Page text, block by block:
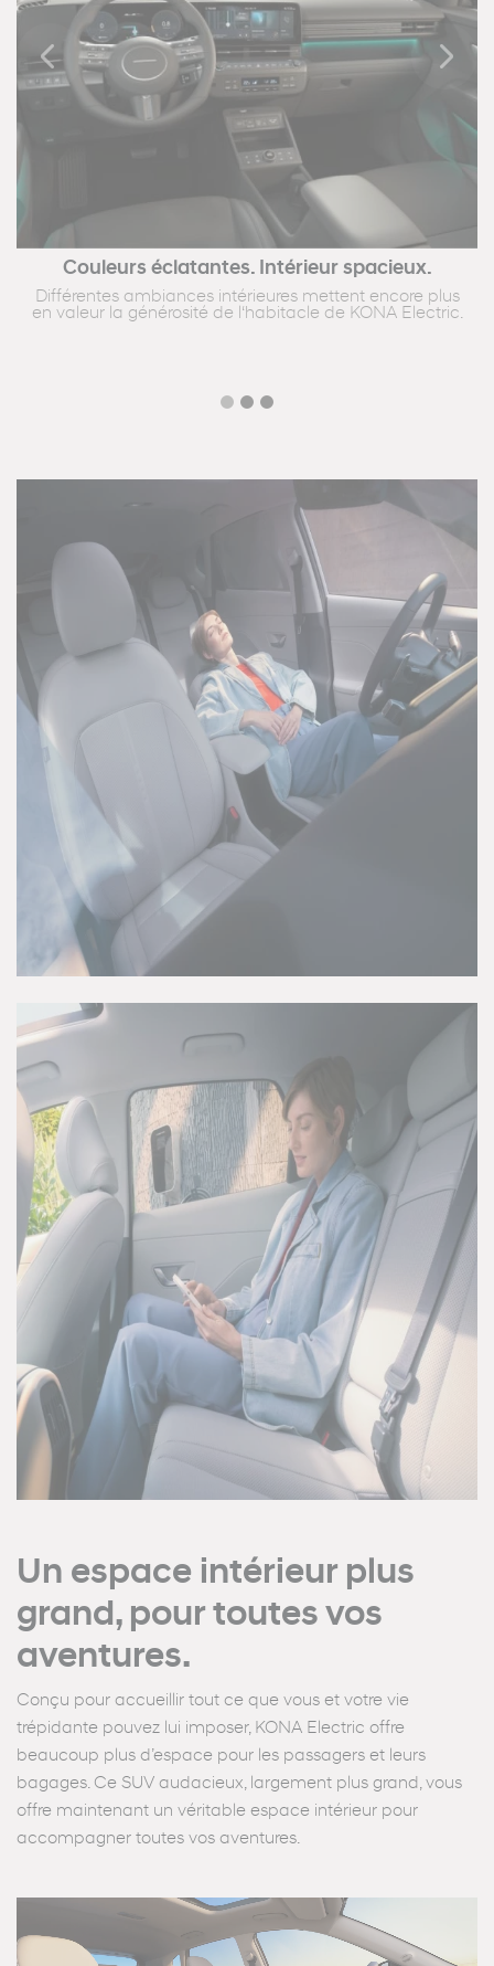
Couleurs éclatantes. Intérieur spacieux.
Différentes ambiances intérieures mettent encore plus
en valeur la générosité de l‘habitacle de KONA Electric.
Previous Next
Un espace intérieur plus
grand, pour toutes vos
aventures.
Conçu pour accueillir tout ce que vous et votre vie
trépidante pouvez lui imposer, KONA Electric offre
beaucoup plus d’espace pour les passagers et leurs
bagages. Ce SUV audacieux, largement plus grand, vous
offre maintenant un véritable espace intérieur pour
accompagner toutes vos aventures.